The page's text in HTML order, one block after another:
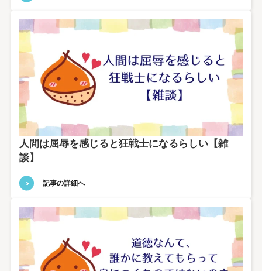
人間は屈辱を感じると狂戦士になるらしい【雑
談】
記事の詳細へ